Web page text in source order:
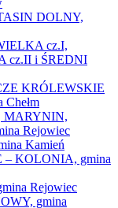
DOLNY,
cz.I,
cz.II i ŚREDNI
KRÓLEWSKIE
MARYNIN,
Rejowiec
Kamień
– KOLONIA, gmina
Rejowiec
gmina